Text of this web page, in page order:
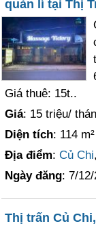
quản lí tại Thị
Giá thuê: 15t..
Giá: 15 triệu/
Diện tích: 114 m²
Địa điểm:Củ Chi,
Ngày đăng: 7/
Thị trấn Củ